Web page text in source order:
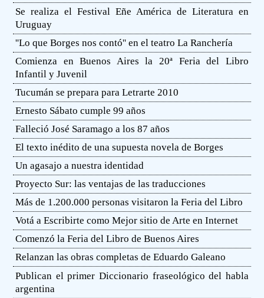
Se realiza el Festival Eñe América de Literatura en
Uruguay
''Lo que Borges nos contó'' en el teatro La Ranchería
Comienza en Buenos Aires la 20ª Feria del Libro
Infantil y Juvenil
Tucumán se prepara para Letrarte 2010
Ernesto Sábato cumple 99 años
Falleció José Saramago a los 87 años
El texto inédito de una supuesta novela de Borges
Un agasajo a nuestra identidad
Proyecto Sur: las ventajas de las traducciones
Más de 1.200.000 personas visitaron la Feria del Libro
Votá a Escribirte como Mejor sitio de Arte en Internet
Comenzó la Feria del Libro de Buenos Aires
Relanzan las obras completas de Eduardo Galeano
Publican el primer Diccionario fraseológico del habla
argentina